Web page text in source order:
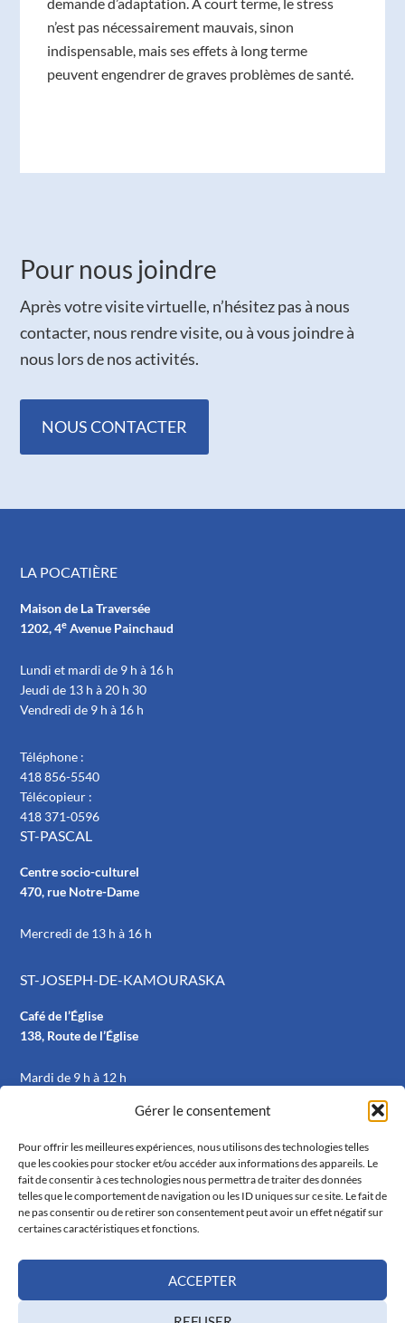
Gérer le consentement
Pour offrir les meilleures expériences, nous utilisons des technologies telles
que les cookies pour stocker et/ou accéder aux informations des appareils. Le
fait de consentir à ces technologies nous permettra de traiter des données
telles que le comportement de navigation ou les ID uniques sur ce site. Le fait de
ne pas consentir ou de retirer son consentement peut avoir un effet négatif sur
certaines caractéristiques et fonctions.
ACCEPTER
n’est pas nécessairement mauvais, sinon
indispensable, mais ses effets à long terme
peuvent engendrer de graves problèmes de santé.
Pour nous joindre
Après votre visite virtuelle, n’hésitez pas à nous
contacter, nous rendre visite, ou à vous joindre à
nous lors de nos activités.
NOUS CONTACTER
LA POCATIÈRE
Maison de La Traversée
1202, 4e Avenue Painchaud
Lundi et mardi de 9 h à 16 h
Jeudi de 13 h à 20 h 30
Vendredi de 9 h à 16 h
Téléphone :
418 856-5540
Télécopieur :
418 371-0596
ST-PASCAL
Centre socio-culturel
470, rue Notre-Dame
Mercredi de 13 h à 16 h
ST-JOSEPH-DE-KAMOURASKA
Café de l’Église
138, Route de l’Église
Mardi de 9 h à 12 h
Politique de confidentialité|Politique de cookies